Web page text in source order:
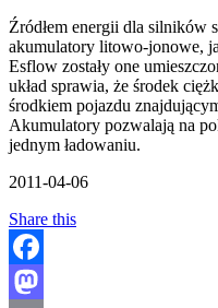
Źródłem energii dla silników
akumulatory litowo-jonowe,
Esflow zostały one
układ sprawia, że środek
środkiem pojazdu
Akumulatory pozwalają na
jednym ładowaniu.
2011-04-06
Share this
Facebook